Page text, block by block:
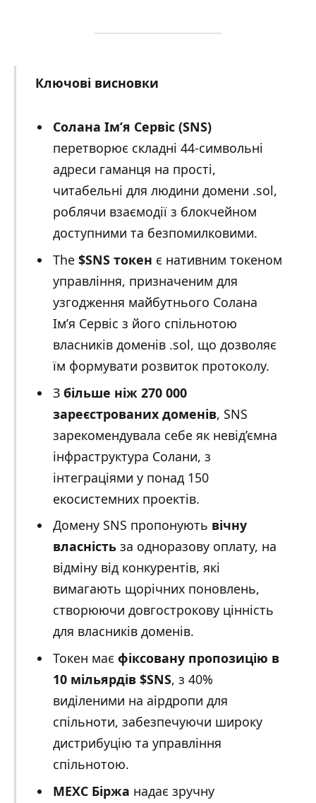
Ключові висновки
Солана Ім’я Сервіс (SNS)
перетворює складні 44-символьні
адреси гаманця на прості,
читабельні для людини домени .sol,
роблячи взаємодії з блокчейном
доступними та безпомилковими.
The $SNS токен є нативним токеном
управління, призначеним для
узгодження майбутнього Солана
Ім’я Сервіс з його спільнотою
власників доменів .sol, що дозволяє
їм формувати розвиток протоколу.
З більше ніж 270 000
зареєстрованих доменів, SNS
зарекомендувала себе як невід’ємна
інфраструктура Солани, з
інтеграціями у понад 150
екосистемних проектів.
Домену SNS пропонують вічну
власністьза одноразову оплату, на
відміну від конкурентів, які
вимагають щорічних поновлень,
створюючи довгострокову цінність
для власників доменів.
Токен має фіксовану пропозицію в
10 мільярдів $SNS, з 40%
виділеними на аірдропи для
спільноти, забезпечуючи широку
дистрибуцію та управління
спільнотою.
MEXC Біржа надає зручну